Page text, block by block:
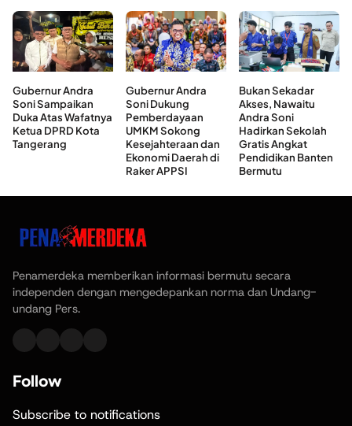
Gubernur Andra
Soni Sampaikan
Duka Atas Wafatnya
Ketua DPRD Kota
Tangerang
Gubernur Andra
Soni Dukung
Pemberdayaan
UMKM Sokong
Kesejahteraan dan
Ekonomi Daerah di
Raker APPSI
Bukan Sekadar
Akses, Nawaitu
Andra Soni
Hadirkan Sekolah
Gratis Angkat
Pendidikan Banten
Bermutu
Penamerdeka memberikan informasi bermutu secara
independen dengan mengedepankan norma dan Undang-
undang Pers.
Follow
Subscribe to notifications